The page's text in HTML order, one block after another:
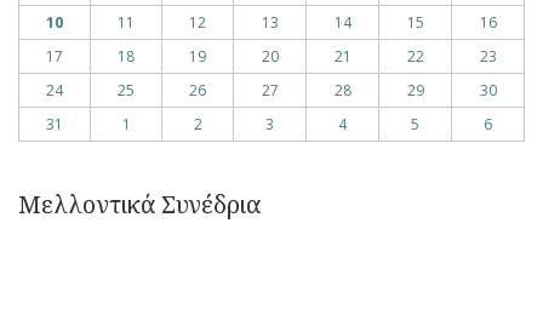
10
11 12 13 14 15
16
17
18 19 20 21 22
23
24
25 26 27 28 29
30
31
1 2 3 4 5 6
Μελλοντικά Συνέδρια